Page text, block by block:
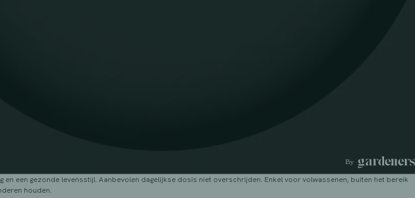
een gezonde levensstijl. Aanbevolen dagelijkse dosis niet overschrijden. Enkel voor volwassenen, buiten het bereik
houden.